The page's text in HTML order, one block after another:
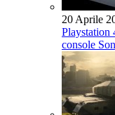
20 Aprile
Playstation
console